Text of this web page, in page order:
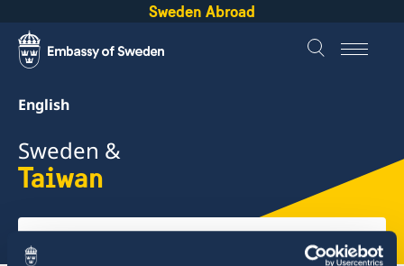
Sweden Abroad
English
Sweden &
Taiwan
Select
here